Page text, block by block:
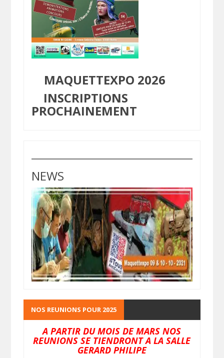
MAQUETTEXPO 2026
INSCRIPTIONS
PROCHAINEMENT
NEWS
NOS REUNIONS POUR 2025
A PARTIR DU MOIS DE MARS NOS
REUNIONS SE TIENDRONT A LA SALLE
GERARD PHILIPE